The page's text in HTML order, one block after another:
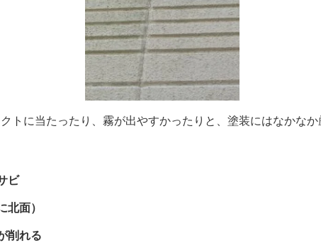
トに当たったり、霧が出やすかったりと、塗装にはなかな
ビ
北面）
削れる